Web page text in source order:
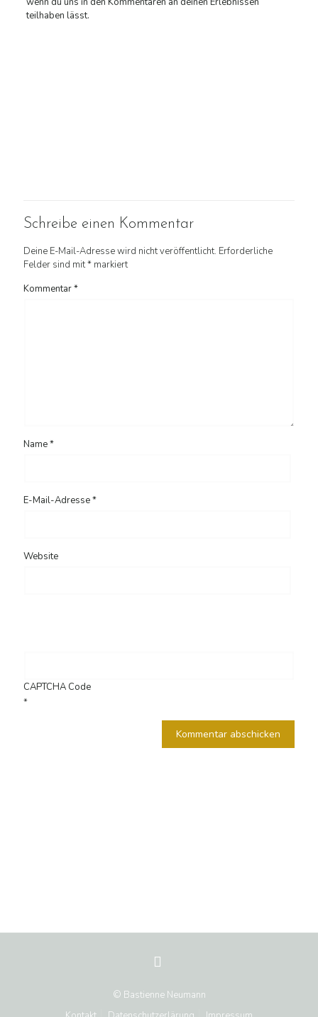
teilhaben lässt.
Schreibe einen Kommentar
Deine E-Mail-Adresse wird nicht veröffentlicht. Erforderliche
Felder sind mit* markiert
Kommentar*
Name*
E-Mail-Adresse*
Website
CAPTCHA Code
*
© Bastienne Neumann